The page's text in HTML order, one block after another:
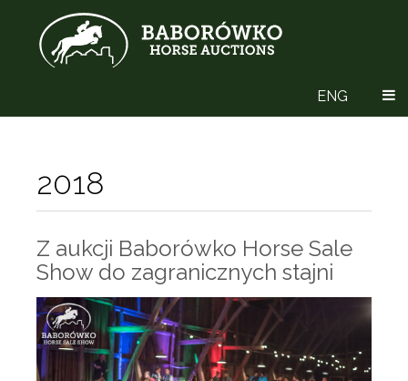
ENG
2018
Z aukcji Baborówko Horse Sale
Show do zagranicznych stajni